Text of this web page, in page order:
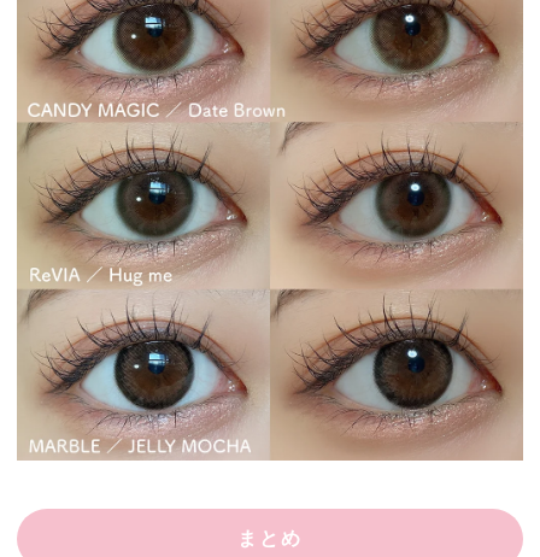
まとめ